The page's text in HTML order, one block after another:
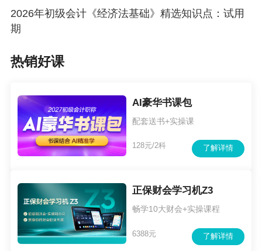
2026年初级会计《经济法基础》精选知识点：试用
期
热销好课
AI豪华书课包
配套送书+实操课
了解详情
128元/2科
正保财会学习机Z3
畅学10大财会+实操课程
了解详情
6388元